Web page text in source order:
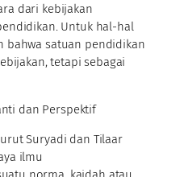
dari kebijakan
Untuk hal-hal
bahwa satuan pendidikan
tetapi sebagai
dan Perspektif
Suryadi dan Tilaar
ilmu